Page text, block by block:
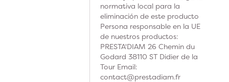
normativa local para la
eliminación de este producto
Persona responsable en la UE
de nuestros productos:
PRESTA'DIAM 26 Chemin du
Godard 38110 ST Didier de la
Tour Email:
contact@prestadiam.fr